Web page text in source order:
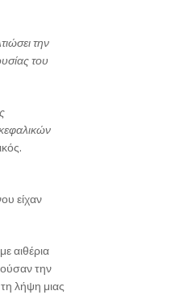
την
του
είχαν
αιθέρια
την
λήψη μιας